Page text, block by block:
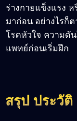
ร่างกายแข็งแรง
มาก่อน อย่างไรก็
โรคหัวใจ ความดั
แพทย์ก่อนเริ่มฝึก
สรุป ประวัติ